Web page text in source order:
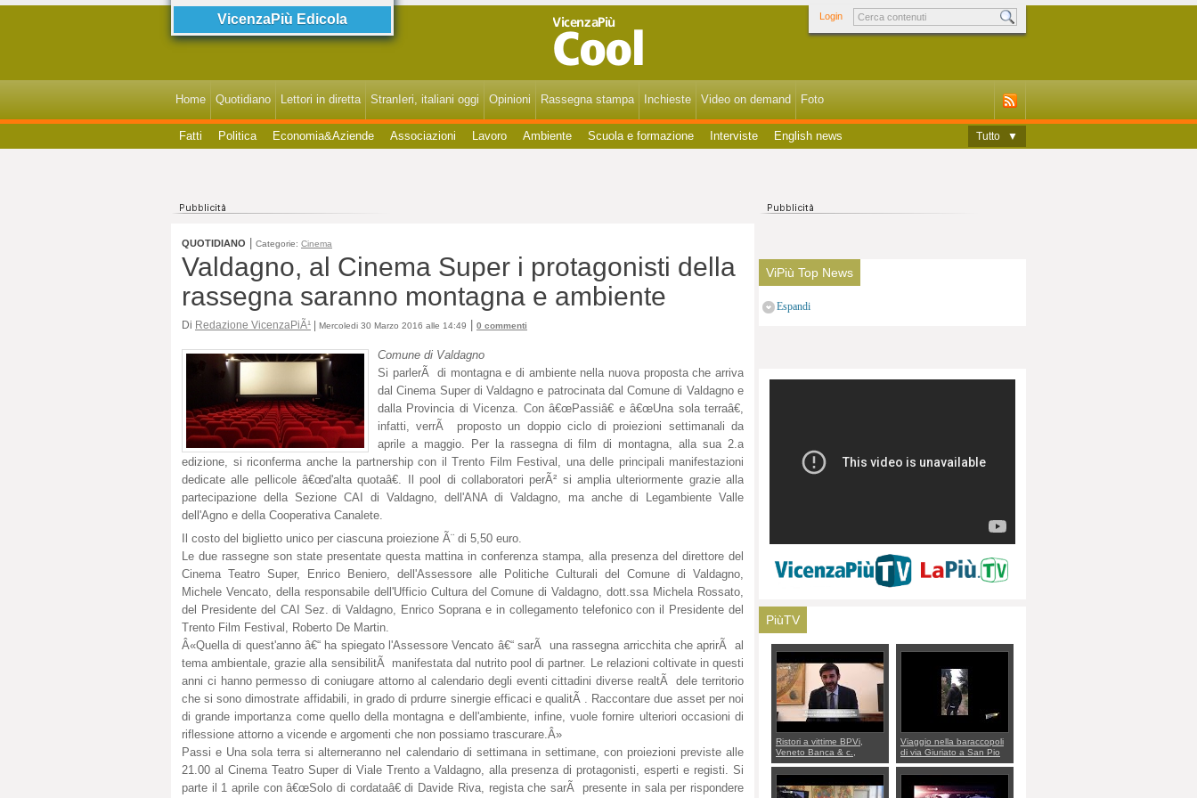
VicenzaPiù Edicola Login
Home Quotidiano Lettori in diretta StranIeri, italiani oggi Opinioni Rassegna stampa Inchieste Video on demand Foto
Fatti Politica Economia&Aziende Associazioni Lavoro Ambiente Scuola e formazione Interviste English news Tutto ▼
QUOTIDIANO Categorie: Cinema
Valdagno, al Cinema Super i protagonisti della
rassegna saranno montagna e ambiente
Di Redazione VicenzaPiÃ¹ | Mercoledi 30 Marzo 2016 alle 14:49 0 commenti
Comune di Valdagno
Si parlerÃ di montagna e di ambiente nella nuova proposta che arriva
dal Cinema Super di Valdagno e patrocinata dal Comune di Valdagno e
dalla Provincia di Vicenza. Con â€œPassiâ€ e â€œUna sola terraâ€,
infatti, verrÃ proposto un doppio ciclo di proiezioni settimanali da
aprile a maggio. Per la rassegna di film di montagna, alla sua 2.a
edizione, si riconferma anche la partnership con il Trento Film Festival, una delle principali manifestazioni
dedicate alle pellicole â€œd'alta quotaâ€. Il pool di collaboratori perÃ² si amplia ulteriormente grazie alla
partecipazione della Sezione CAI di Valdagno, dell'ANA di Valdagno, ma anche di Legambiente Valle
dell'Agno e della Cooperativa Canalete.
Il costo del biglietto unico per ciascuna proiezione Ã¨ di 5,50 euro.
Le due rassegne son state presentate questa mattina in conferenza stampa, alla presenza del direttore del
Cinema Teatro Super, Enrico Beniero, dell'Assessore alle Politiche Culturali del Comune di Valdagno,
Michele Vencato, della responsabile dell'Ufficio Cultura del Comune di Valdagno, dott.ssa Michela Rossato,
del Presidente del CAI Sez. di Valdagno, Enrico Soprana e in collegamento telefonico con il Presidente del
Trento Film Festival, Roberto De Martin.
Â«Quella di quest'anno â€“ ha spiegato l'Assessore Vencato â€“ sarÃ una rassegna arricchita che aprirÃ al
tema ambientale, grazie alla sensibilitÃ manifestata dal nutrito pool di partner. Le relazioni coltivate in questi
anni ci hanno permesso di coniugare attorno al calendario degli eventi cittadini diverse realtÃ dele territorio
che si sono dimostrate affidabili, in grado di prdurre sinergie efficaci e qualitÃ . Raccontare due asset per noi
di grande importanza come quello della montagna e dell'ambiente, infine, vuole fornire ulteriori occasioni di
riflessione attorno a vicende e argomenti che non possiamo trascurare.Â»
Passi e Una sola terra si alterneranno nel calendario di settimana in settimane, con proiezioni previste alle
21.00 al Cinema Teatro Super di Viale Trento a Valdagno, alla presenza di protagonisti, esperti e registi. Si
parte il 1 aprile con â€œSolo di cordataâ€ di Davide Riva, regista che sarÃ presente in sala per rispondere
ViPiù Top News
Espandi
PiùTV
Ristori a vittime BPVi,
Veneto Banca & c.,
appello al sottosegretario
Alessio Villarosa: per
mettere ordine convochi
con Di Maio CNCU a
Viaggio nella baraccopoli
di via Giuriato a San Pio
X. Vicenza ai Vicentini:
“faremo un regalo di
Natale ai residenti”